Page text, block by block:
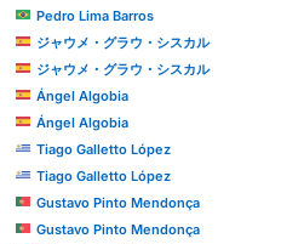
Pedro Lima Barros
ジャウメ・グラウ・シスカル
ジャウメ・グラウ・シスカル
Ángel Algobia
Ángel Algobia
Tiago Galletto López
Tiago Galletto López
Gustavo Pinto Mendonça
Gustavo Pinto Mendonça